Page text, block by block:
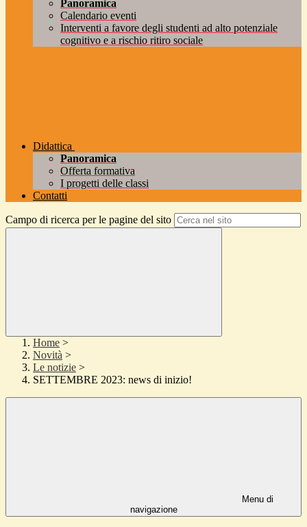
Panoramica
Calendario eventi
Interventi a favore degli studenti ad alto potenziale
cognitivo e a rischio ritiro sociale
Didattica
Panoramica
Offerta formativa
I progetti delle classi
Contatti
Campo di ricerca per le pagine del sito
Home >
Novità >
Le notizie >
SETTEMBRE 2023: news di inizio!
Menu di
navigazione